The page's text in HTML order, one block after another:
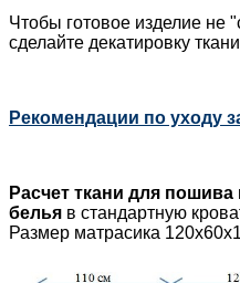
Чтобы готовое изделие не
сделайте декатировку
Рекомендации по уходу
Расчет ткани для пошива
белья в стандартную
Размер матрасика